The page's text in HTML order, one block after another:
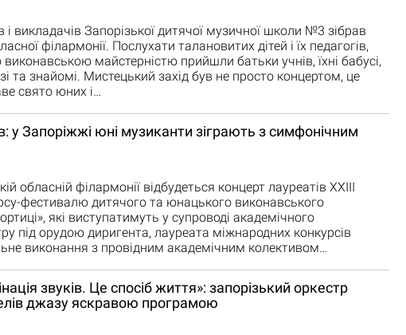
і викладачів Запорізької дитячої музичної школи №3 зібрав
філармонії. Послухати талановитих дітей і їх педагогів,
майстерністю прийшли батьки учнів, їхні бабусі,
та знайомі. Мистецький захід був не просто концертом, це
свято юних і…
у Запоріжжі юні музиканти зіграють з симфонічним
обласній філармонії відбудеться концерт лауреатів ХХІІІ
фестивалю дитячого та юнацького виконавського
які виступатимуть у супроводі академічного
під орудою диригента, лауреата міжнародних конкурсів
виконання з провідним академічним колективом…
звуків. Це спосіб життя»: запорізький оркестр
джазу яскравою програмою